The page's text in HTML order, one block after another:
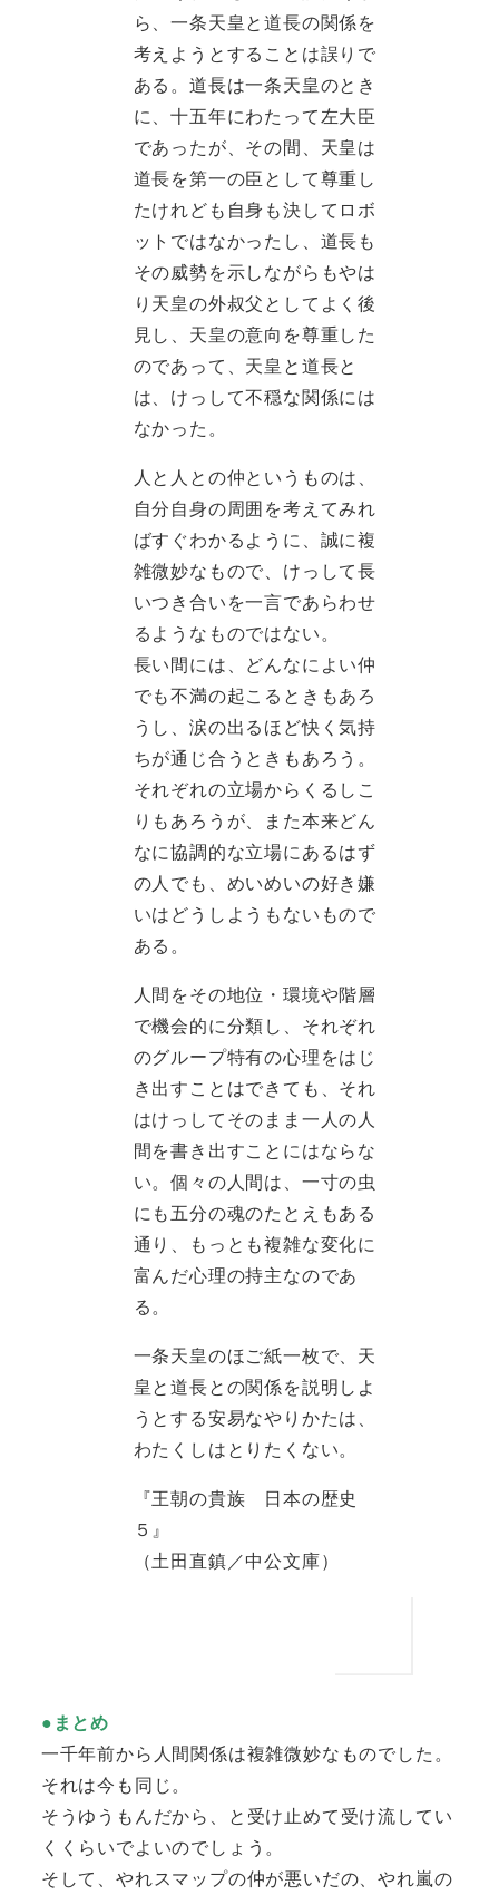
ら、一条天皇と道長の関係を
考えようとすることは誤りで
ある。道長は一条天皇のとき
に、十五年にわたって左大臣
であったが、その間、天皇は
道長を第一の臣として尊重し
たけれども自身も決してロボ
ットではなかったし、道長も
その威勢を示しながらもやは
り天皇の外叔父としてよく後
見し、天皇の意向を尊重した
のであって、天皇と道長と
は、けっして不穏な関係には
なかった。
人と人との仲というものは、
自分自身の周囲を考えてみれ
ばすぐわかるように、誠に複
雑微妙なもので、けっして長
いつき合いを一言であらわせ
るようなものではない。
長い間には、どんなによい仲
でも不満の起こるときもあろ
うし、涙の出るほど快く気持
ちが通じ合うときもあろう。
それぞれの立場からくるしこ
りもあろうが、また本来どん
なに協調的な立場にあるはず
の人でも、めいめいの好き嫌
いはどうしようもないもので
ある。
人間をその地位・環境や階層
で機会的に分類し、それぞれ
のグループ特有の心理をはじ
き出すことはできても、それ
はけっしてそのまま一人の人
間を書き出すことにはならな
い。個々の人間は、一寸の虫
にも五分の魂のたとえもある
通り、もっとも複雑な変化に
富んだ心理の持主なのであ
る。
一条天皇のほご紙一枚で、天
皇と道長との関係を説明しよ
うとする安易なやりかたは、
わたくしはとりたくない。
『王朝の貴族 日本の歴史
５』
（土田直鎮／中公文庫）
●まとめ
一千年前から人間関係は複雑微妙なものでした。
それは今も同じ。
そうゆうもんだから、と受け止めて受け流してい
くくらいでよいのでしょう。
そして、やれスマップの仲が悪いだの、やれ嵐の